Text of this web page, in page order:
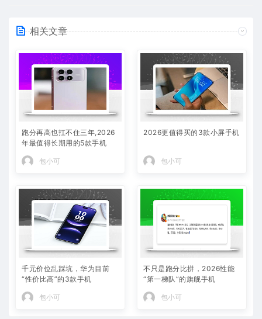
相关文章
跑分再高也扛不住三年,2026
年最值得长期用的5款手机
包小可
2026更值得买的3款小屏手机
包小可
千元价位乱踩坑，华为目前
“性价比高”的3款手机
包小可
不只是跑分比拼，2026性能
“第一梯队”的旗舰手机
包小可